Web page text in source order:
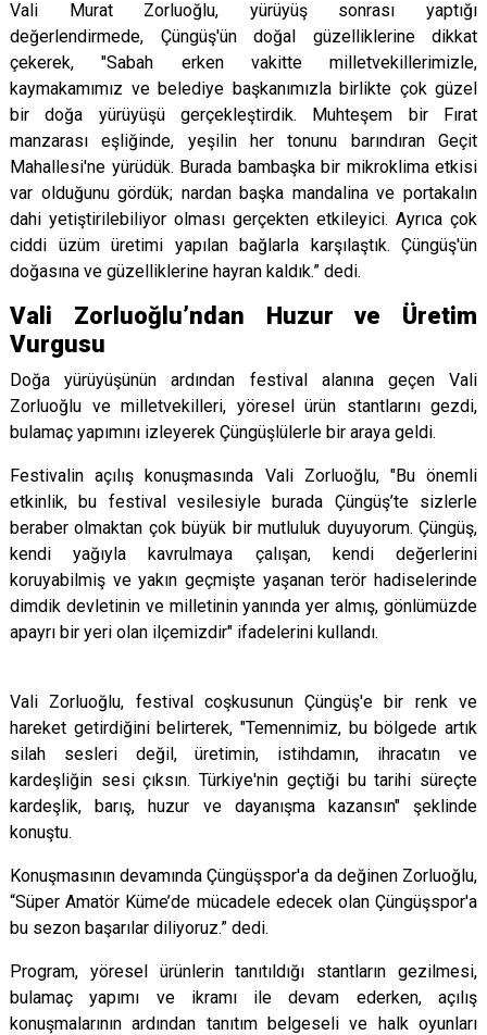
Vali Murat Zorluoğlu, yürüyüş sonrası yaptığı
değerlendirmede, Çüngüş'ün doğal güzelliklerine dikkat
çekerek, "Sabah erken vakitte milletvekillerimizle,
kaymakamımız ve belediye başkanımızla birlikte çok güzel
bir doğa yürüyüşü gerçekleştirdik. Muhteşem bir Fırat
manzarası eşliğinde, yeşilin her tonunu barındıran Geçit
Mahallesi'ne yürüdük. Burada bambaşka bir mikroklima etkisi
var olduğunu gördük; nardan başka mandalina ve portakalın
dahi yetiştirilebiliyor olması gerçekten etkileyici. Ayrıca çok
ciddi üzüm üretimi yapılan bağlarla karşılaştık. Çüngüş'ün
doğasına ve güzelliklerine hayran kaldık.” dedi.
Vali Zorluoğlu’ndan Huzur ve Üretim
Vurgusu
Doğa yürüyüşünün ardından festival alanına geçen Vali
Zorluoğlu ve milletvekilleri, yöresel ürün stantlarını gezdi,
bulamaç yapımını izleyerek Çüngüşlülerle bir araya geldi.
Festivalin açılış konuşmasında Vali Zorluoğlu, "Bu önemli
etkinlik, bu festival vesilesiyle burada Çüngüş’te sizlerle
beraber olmaktan çok büyük bir mutluluk duyuyorum. Çüngüş,
kendi yağıyla kavrulmaya çalışan, kendi değerlerini
koruyabilmiş ve yakın geçmişte yaşanan terör hadiselerinde
dimdik devletinin ve milletinin yanında yer almış, gönlümüzde
apayrı bir yeri olan ilçemizdir" ifadelerini kullandı.
Vali Zorluoğlu, festival coşkusunun Çüngüş'e bir renk ve
hareket getirdiğini belirterek, "Temennimiz, bu bölgede artık
silah sesleri değil, üretimin, istihdamın, ihracatın ve
kardeşliğin sesi çıksın. Türkiye'nin geçtiği bu tarihi süreçte
kardeşlik, barış, huzur ve dayanışma kazansın" şeklinde
konuştu.
Konuşmasının devamında Çüngüşspor'a da değinen Zorluoğlu,
“Süper Amatör Küme’de mücadele edecek olan Çüngüşspor'a
bu sezon başarılar diliyoruz.” dedi.
Program, yöresel ürünlerin tanıtıldığı stantların gezilmesi,
bulamaç yapımı ve ikramı ile devam ederken, açılış
konuşmalarının ardından tanıtım belgeseli ve halk oyunları